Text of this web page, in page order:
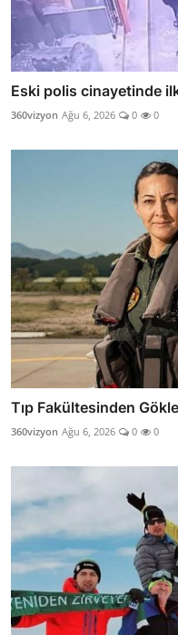
Eski polis cinayetinde
360vizyon Ağu 6, 2026 0 0
Tıp Fakültesinden
360vizyon Ağu 6, 2026 0 0